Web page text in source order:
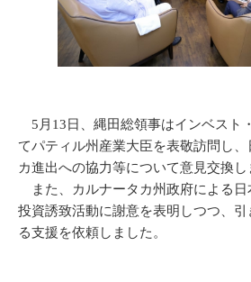
5月13日、縄田総領事はインベスト
てパティル州産業大臣を表敬訪問し
カ進出への協力等について意見交換し
また、カルナータカ州政府による日
投資誘致活動に謝意を表明しつつ、
る支援を依頼しました。